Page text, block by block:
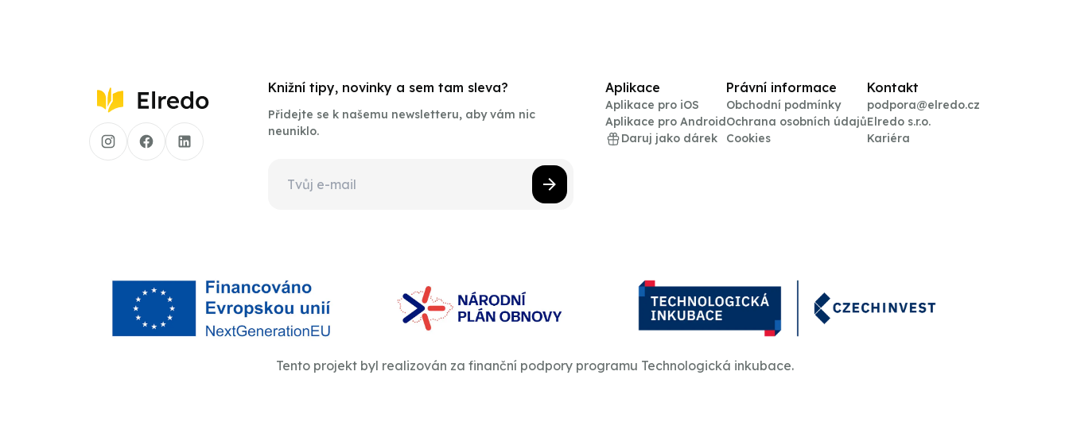
Knižní tipy, novinky a sem tam sleva?
Přidejte se k našemu newsletteru, aby vám nic
neuniklo.
Aplikace
Aplikace pro iOS
Aplikace pro Android
Daruj jako dárek
Právní informace
Obchodní podmínky
Ochrana osobních údajů
Cookies
Kontakt
podpora@elredo.cz
Elredo s.r.o.
Kariéra
Tento projekt byl realizován za finanční podpory programu Technologická inkubace.